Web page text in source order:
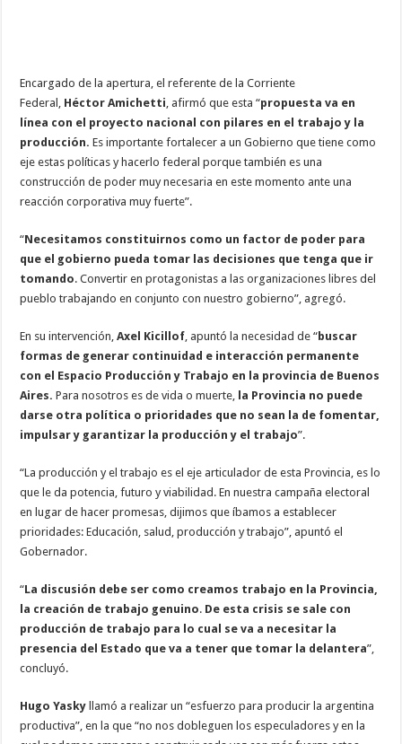
Encargado de la apertura, el referente de la Corriente
Federal, Héctor Amichetti, afirmó que esta “propuesta va en
línea con el proyecto nacional con pilares en el trabajo y la
producción. Es importante fortalecer a un Gobierno que tiene como
eje estas políticas y hacerlo federal porque también es una
construcción de poder muy necesaria en este momento ante una
reacción corporativa muy fuerte”.
“Necesitamos constituirnos como un factor de poder para
que el gobierno pueda tomar las decisiones que tenga que ir
tomando. Convertir en protagonistas a las organizaciones libres del
pueblo trabajando en conjunto con nuestro gobierno”, agregó.
En su intervención,Axel Kicillof, apuntó la necesidad de “buscar
formas de generar continuidad e interacción permanente
con el Espacio Producción y Trabajo en la provincia de Buenos
Aires. Para nosotros es de vida o muerte, la Provincia no puede
darse otra política o prioridades que no sean la de fomentar,
impulsar y garantizar la producción y el trabajo”.
“La producción y el trabajo es el eje articulador de esta Provincia, es lo
que le da potencia, futuro y viabilidad. En nuestra campaña electoral
en lugar de hacer promesas, dijimos que íbamos a establecer
prioridades: Educación, salud, producción y trabajo”, apuntó el
Gobernador.
“La discusión debe ser como creamos trabajo en la Provincia,
la creación de trabajo genuino. De esta crisis se sale con
producción de trabajo para lo cual se va a necesitar la
presencia del Estado que va a tener que tomar la delantera”,
concluyó.
Hugo Yasky llamó a realizar un “esfuerzo para producir la argentina
productiva”, en la que “no nos dobleguen los especuladores y en la